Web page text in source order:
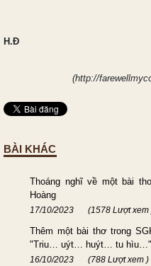
H.Đ
(http://
BÀI KHÁC
Thoáng nghĩ về một bài
Hoàng
17/10/2023 (1578 Lượt xem
Thêm một bài thơ trong
"Triu… uýt… huýt… tu hìu…"
16/10/2023 (788 Lượt xem )